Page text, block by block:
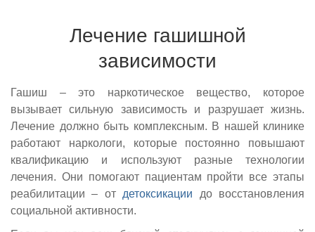
Лечение гашишной
зависимости
Гашиш – это наркотическое вещество, которое
вызывает сильную зависимость и разрушает жизнь.
Лечение должно быть комплексным. В нашей клинике
работают наркологи, которые постоянно повышают
квалификацию и используют разные технологии
лечения. Они помогают пациентам пройти все этапы
реабилитации – от детоксикации до восстановления
социальной активности.